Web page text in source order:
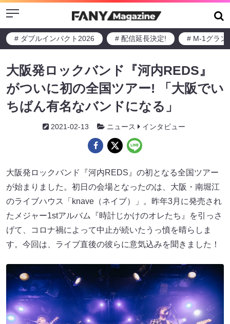
Menu
# ダブルインパクト2026 # 配信延長決定! # M-1グラン
大阪発ロックバンド『河内REDS』
がついに初の全国ツアー! 「大阪でい
ちばん有名なバンドになる」
2021-02-13 ニュース インタビュー
大阪発ロックバンド『河内REDS』の初となる全国ツアー
が始まりました。初日の会場となったのは、大阪・南堀江
のライブハウス「knave（ネイブ）」。昨年3月に発売され
たメジャー1stアルバム『時計じかけのオレたち』を引っさ
げて、コロナ禍によって中止が続いたうっ憤を晴らしま
す。今回は、ライブ直後の彼らに意気込みを聞きました！